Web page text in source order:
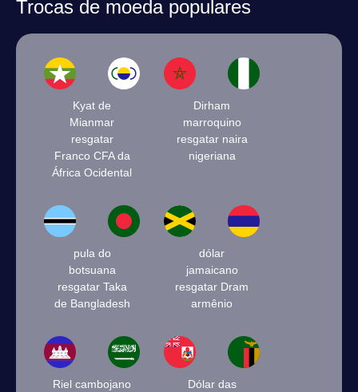
Trocas de moeda populares
Kyat de
Mianmar
resgatar
Franco CFA da
África Ocidental
Dirham
marroquino
resgatar naira
nigeriana
pula do
botsuana
resgatar Taka
de Bangladesh
dólar
jamaicano
resgatar Dram
armênio
Riel cambojano
Dólar das